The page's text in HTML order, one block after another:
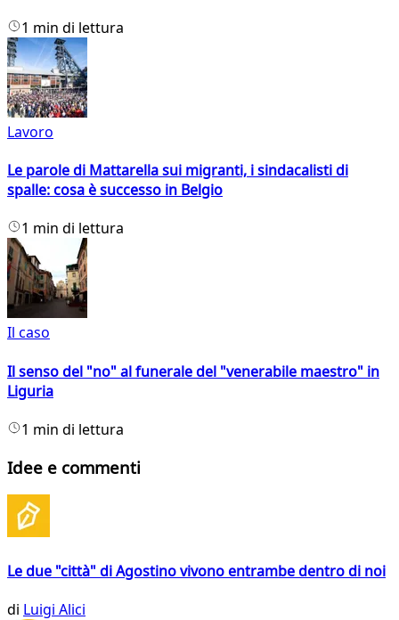
1 min di lettura
Lavoro
Le parole di Mattarella sui migranti, i sindacalisti di
spalle: cosa è successo in Belgio
1 min di lettura
Il caso
Il senso del "no" al funerale del "venerabile maestro" in
Liguria
1 min di lettura
Idee e commenti
Le due "città" di Agostino vivono entrambe dentro di noi
di Luigi Alici